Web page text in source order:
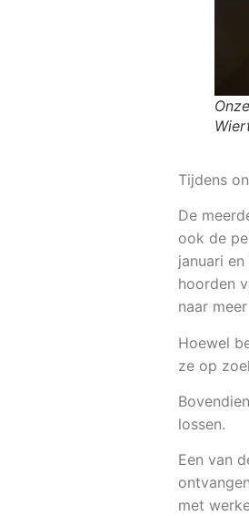
Tijdens
De
ook de
januari
hoorden
naar
Hoewel
ze op
lossen.
Een van
met